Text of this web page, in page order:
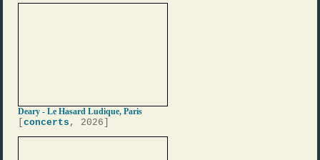
Deary - Le Hasard Ludique, Paris
[concerts , 2026]